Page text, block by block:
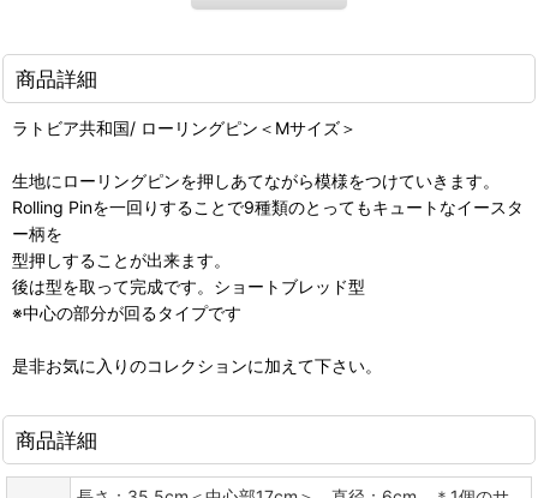
商品詳細
ラトビア共和国/ ローリングピン＜Mサイズ＞
生地にローリングピンを押しあてながら模様をつけていきます。
Rolling Pinを一回りすることで9種類のとってもキュートなイースタ
ー柄を
型押しすることが出来ます。
後は型を取って完成です。ショートブレッド型
※中心の部分が回るタイプです
是非お気に入りのコレクションに加えて下さい。
商品詳細